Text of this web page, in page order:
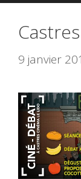
9 janvier